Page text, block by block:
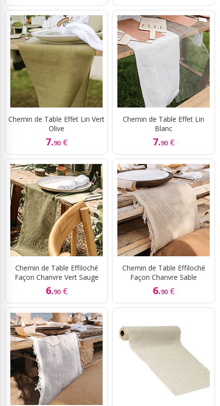
Chemin de Table Effet Lin Vert
Olive
7.90 €
Chemin de Table Effet Lin
Blanc
7.90 €
Chemin de Table Effiloché
Façon Chanvre Vert Sauge
6.90 €
Chemin de Table Effiloché
Façon Chanvre Sable
6.90 €